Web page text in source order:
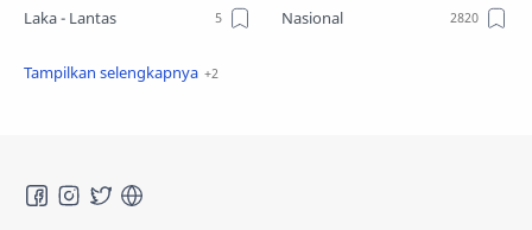
Laka - Lantas
Nasional